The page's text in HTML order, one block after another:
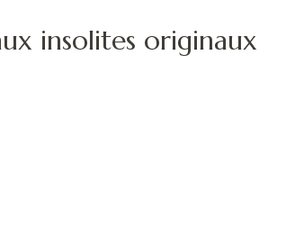
insolites originaux